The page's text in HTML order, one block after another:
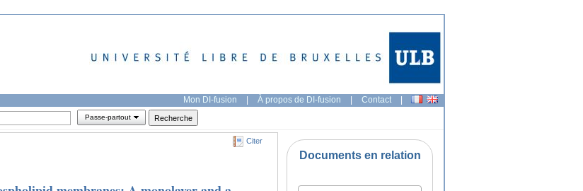
Mon DI-fusion | À propos de DI-fusion | Contact |
Passe-partout
Citer
Documents en relation